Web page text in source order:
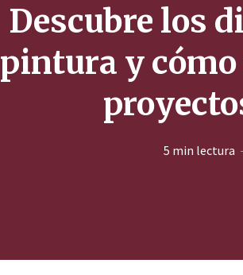
Descubre los
pintura y
5 min lectura